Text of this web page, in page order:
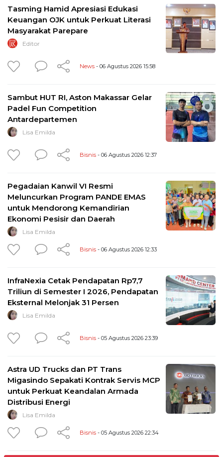
Tasming Hamid Apresiasi Edukasi
Keuangan OJK untuk Perkuat Literasi
Masyarakat Parepare
Editor
News - 06 Agustus 2026 15:58
Sambut HUT RI, Aston Makassar Gelar
Padel Fun Competition
Antardepartemen
Lisa Emilda
Bisnis - 06 Agustus 2026 12:37
Pegadaian Kanwil VI Resmi
Meluncurkan Program PANDE EMAS
untuk Mendorong Kemandirian
Ekonomi Pesisir dan Daerah
Lisa Emilda
Bisnis - 06 Agustus 2026 12:33
InfraNexia Cetak Pendapatan Rp7,7
Triliun di Semester I 2026, Pendapatan
Eksternal Melonjak 31 Persen
Lisa Emilda
Bisnis - 05 Agustus 2026 23:39
Astra UD Trucks dan PT Trans
Migasindo Sepakati Kontrak Servis MCP
untuk Perkuat Keandalan Armada
Distribusi Energi
Lisa Emilda
Bisnis - 05 Agustus 2026 22:34